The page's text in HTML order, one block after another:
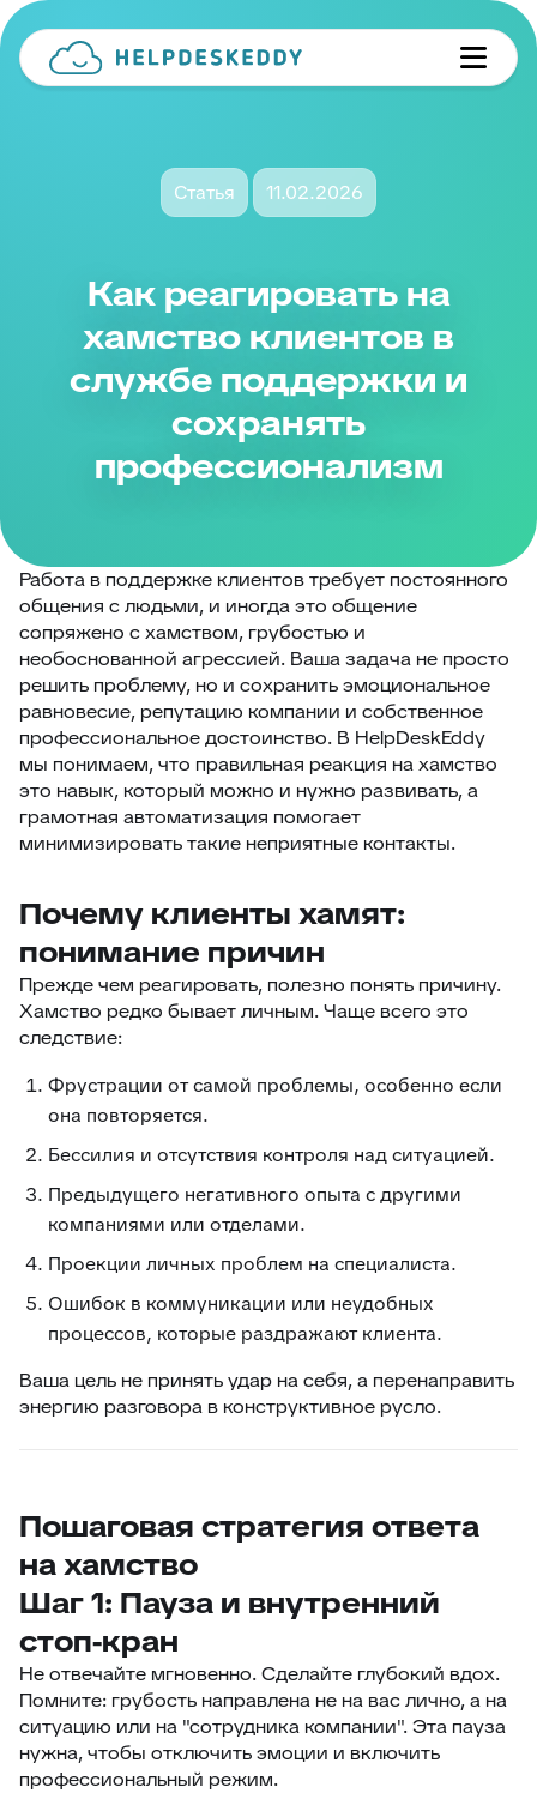
Статья 11.02.2026
Как реагировать на
хамство клиентов в
службе поддержки и
сохранять
профессионализм
Работа в поддержке клиентов требует постоянного
общения с людьми, и иногда это общение
сопряжено с хамством, грубостью и
необоснованной агрессией. Ваша задача не просто
решить проблему, но и сохранить эмоциональное
равновесие, репутацию компании и собственное
профессиональное достоинство. В HelpDeskEddy
мы понимаем, что правильная реакция на хамство
это навык, который можно и нужно развивать, а
грамотная автоматизация помогает
минимизировать такие неприятные контакты.
Почему клиенты хамят:
понимание причин
Прежде чем реагировать, полезно понять причину.
Хамство редко бывает личным. Чаще всего это
следствие:
Фрустрации от самой проблемы, особенно если
она повторяется.
Бессилия и отсутствия контроля над ситуацией.
Предыдущего негативного опыта с другими
компаниями или отделами.
Проекции личных проблем на специалиста.
Ошибок в коммуникации или неудобных
процессов, которые раздражают клиента.
Ваша цель не принять удар на себя, а перенаправить
энергию разговора в конструктивное русло.
Пошаговая стратегия ответа
на хамство
Шаг 1: Пауза и внутренний
стоп-кран
Не отвечайте мгновенно. Сделайте глубокий вдох.
Помните: грубость направлена не на вас лично, а на
ситуацию или на "сотрудника компании". Эта пауза
нужна, чтобы отключить эмоции и включить
профессиональный режим.